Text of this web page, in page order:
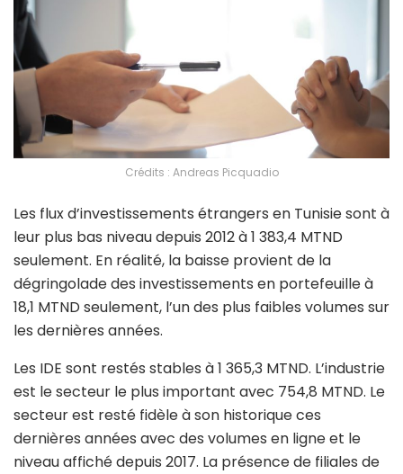
Crédits : Andreas Picquadio
Les flux d’investissements étrangers en Tunisie sont à
leur plus bas niveau depuis 2012 à 1 383,4 MTND
seulement. En réalité, la baisse provient de la
dégringolade des investissements en portefeuille à
18,1 MTND seulement, l’un des plus faibles volumes sur
les dernières années.
Les IDE sont restés stables à 1 365,3 MTND. L’industrie
est le secteur le plus important avec 754,8 MTND. Le
secteur est resté fidèle à son historique ces
dernières années avec des volumes en ligne et le
niveau affiché depuis 2017. La présence de filiales de